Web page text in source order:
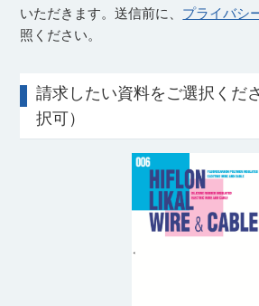
いただきます。送信前に、 プライバシ
照ください。
請求したい資料をご選択くだ
択可）